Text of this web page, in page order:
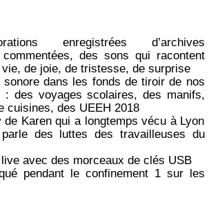
enregistrées d’archives
commentées, des sons qui racontent
de joie, de tristesse, de surprise
sonore dans les fonds de tiroir de nos
: des voyages scolaires, des manifs,
cuisines, des UEEH 2018
de Karen qui a longtemps vécu à Lyon
des luttes des travailleuses du
avec des morceaux de clés USB
pendant le confinement 1 sur les